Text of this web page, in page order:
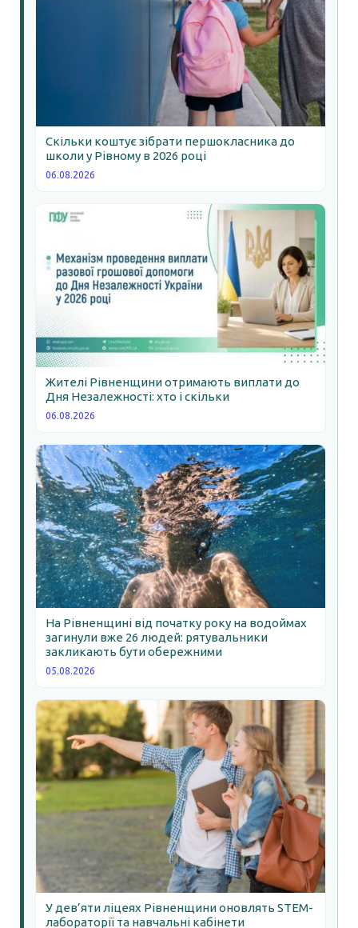
Скільки коштує зібрати першокласника до
школи у Рівному в 2026 році
06.08.2026
Жителі Рівненщини отримають виплати до
Дня Незалежності: хто і скільки
06.08.2026
На Рівненщині від початку року на водоймах
загинули вже 26 людей: рятувальники
закликають бути обережними
05.08.2026
У дев’яти ліцеях Рівненщини оновлять STEM-
лабораторії та навчальні кабінети